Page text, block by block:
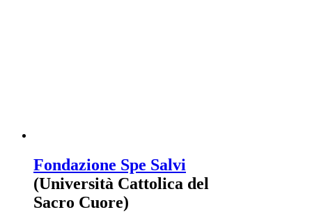
Fondazione Spe Salvi
(Università Cattolica del
Sacro Cuore)